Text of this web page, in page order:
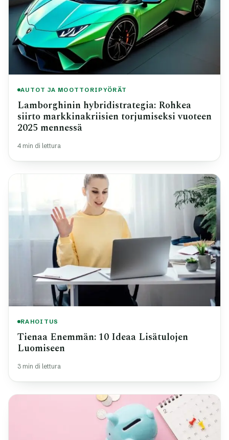
AUTOT JA MOOTTORIPYÖRÄT
Lamborghinin hybridistrategia: Rohkea
siirto markkinakriisien torjumiseksi vuoteen
2025 mennessä
4 min di lettura
RAHOITUS
Tienaa Enemmän: 10 Ideaa Lisätulojen
Luomiseen
3 min di lettura